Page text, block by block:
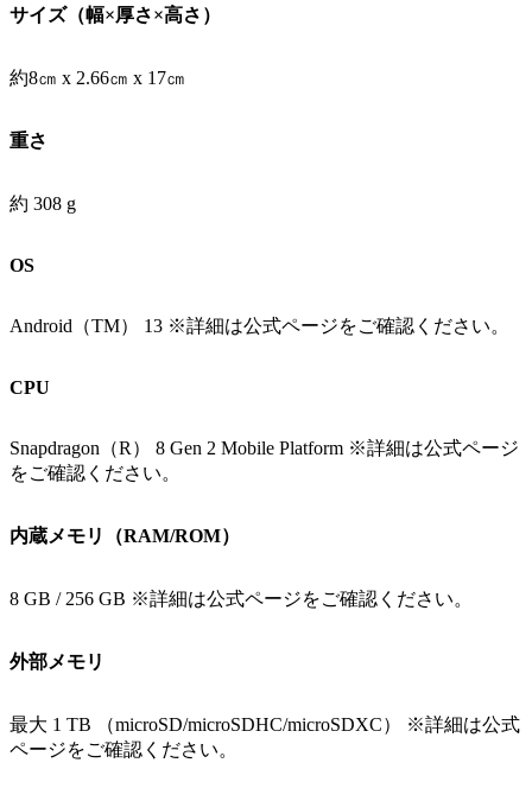
サイズ（幅×厚さ×高さ）
約8㎝ x 2.66㎝ x 17㎝
重さ
約 308 g
OS
Android（TM） 13 ※詳細は公式ページをご確認ください。
CPU
Snapdragon（R） 8 Gen 2 Mobile Platform ※詳細は公式ページ
をご確認ください。
内蔵メモリ（RAM/ROM）
8 GB / 256 GB ※詳細は公式ページをご確認ください。
外部メモリ
最大 1 TB （microSD/microSDHC/microSDXC） ※詳細は公式
ページをご確認ください。